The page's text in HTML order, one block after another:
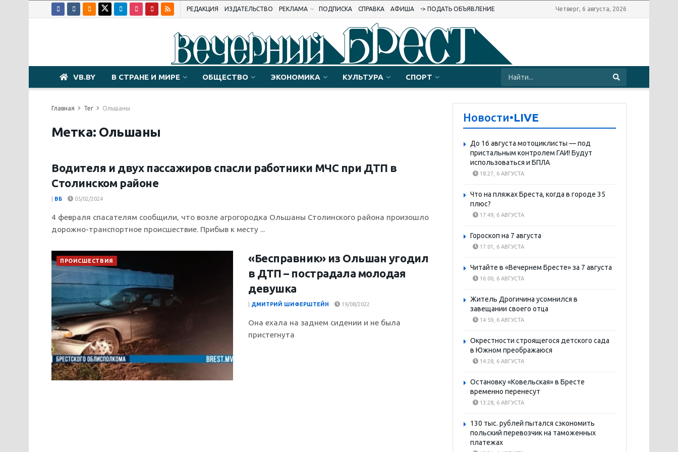
РЕДАКЦИЯ ИЗДАТЕЛЬСТВО РЕКЛАМА ПОДПИСКА СПРАВКА АФИША -> ПОДАТЬ ОБЪЯВЛЕНИЕ Четверг, 6 августа, 2026
VB.BY В СТРАНЕ И МИРЕ ОБЩЕСТВО ЭКОНОМИКА КУЛЬТУРА СПОРТ
Главная Тег Ольшаны
Метка: Ольшаны
ПРОИСШЕСТВИЯ
Водителя и двух пассажиров спасли работники МЧС при ДТП в
Столинском районе
ВБ 05/02/2024
4 февраля спасателям сообщили, что возле агрогородка Ольшаны Столинского района произошло
дорожно-транспортное происшествие. Прибыв к месту ...
ПРОИСШЕСТВИЯ
«Бесправник» из Ольшан угодил
в ДТП – пострадала молодая
девушка
ДМИТРИЙ ШИФЕРШТЕЙН 19/08/2022
Она ехала на заднем сидении и не была
пристегнута
Новости•LIVE
До 16 августа мотоциклисты — под
пристальным контролем ГАИ! Будут
использоваться и БПЛА
18:27, 6 АВГУСТА
Что на пляжах Бреста, когда в городе 35
плюс?
17:49, 6 АВГУСТА
Гороскоп на 7 августа
17:01, 6 АВГУСТА
Читайте в «Вечернем Бресте» за 7 августа
16:00, 6 АВГУСТА
Житель Дрогичина усомнился в
завещании своего отца
14:59, 6 АВГУСТА
Окрестности строящегося детского сада
в Южном преображаюся
14:28, 6 АВГУСТА
Остановку «Ковельская» в Бресте
временно перенесут
13:28, 6 АВГУСТА
130 тыс. рублей пытался сэкономить
польский перевозчик на таможенных
платежах